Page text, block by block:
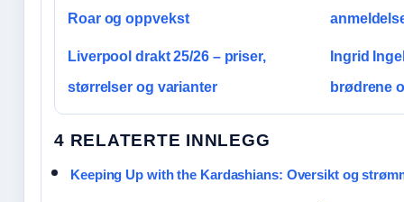
Roar og oppvekst
Liverpool drakt 25/26 – priser,
størrelser og varianter
Ingrid
brødrene
4 RELATERTE INNLEGG
Keeping Up with the Kardashians: Oversikt og